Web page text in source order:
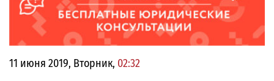
11 июня 2019, Вторник, 02:32